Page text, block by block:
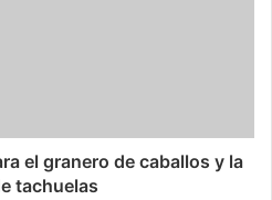
el granero de caballos y la
tachuelas